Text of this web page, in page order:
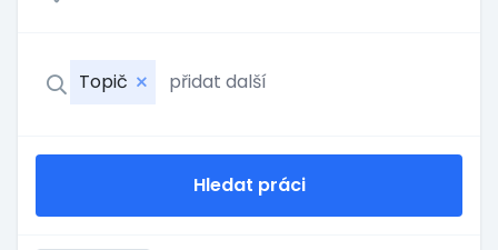
Topič
Hledat práci